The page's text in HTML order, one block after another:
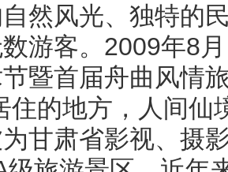
然风光、独特的
游客。2009年8
暨首届舟曲风情
住的地方，人间仙
甘肃省影视、摄